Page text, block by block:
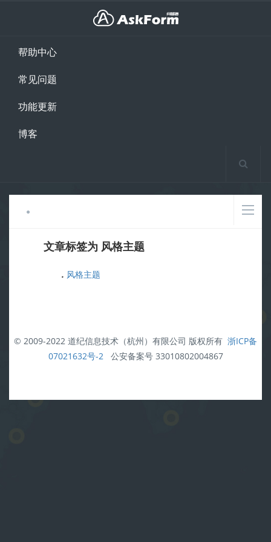
帮助中心
常见问题
功能更新
博客
文章标签为 风格主题
. 风格主题
© 2009-2022 道纪信息技术（杭州）有限公司 版权所有 浙ICP备
07021632号-2公安备案号 33010802004867